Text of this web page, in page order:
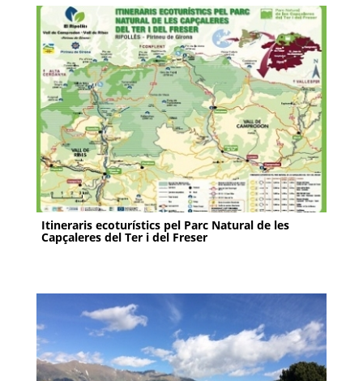
Itineraris ecoturístics pel Parc Natural de les
Capçaleres del Ter i del Freser